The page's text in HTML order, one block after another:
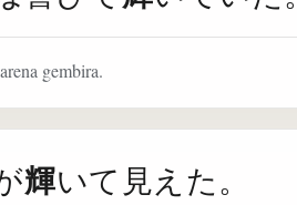
gembira.
輝いて見えた。